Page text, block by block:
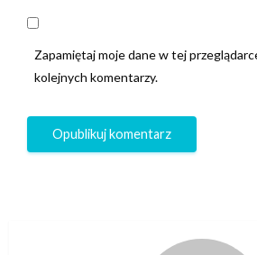
Zapamiętaj moje dane w tej
kolejnych komentarzy.